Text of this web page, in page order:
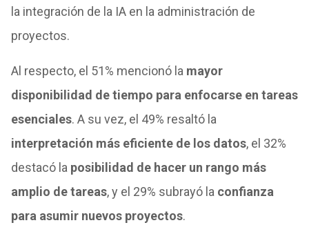
la integración de la IA en la administración de
proyectos.
Al respecto, el 51% mencionó la mayor
disponibilidad de tiempo para enfocarse en tareas
esenciales. A su vez, el 49% resaltó la
interpretación más eficiente de los datos, el 32%
destacó la posibilidad de hacer un rango más
amplio de tareas, y el 29% subrayó la confianza
para asumir nuevos proyectos.